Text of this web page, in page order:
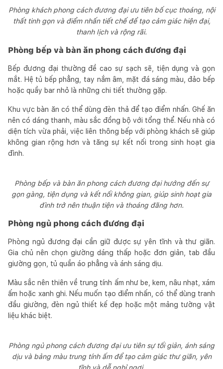
Phòng khách phong cách đương đại ưu tiên bố cục thoáng, nội
thất tinh gọn và điểm nhấn tiết chế để tạo cảm giác hiện đại,
thanh lịch và rộng rãi.
Phòng bếp và bàn ăn phong cách đương đại
Bếp đương đại thường đề cao sự sạch sẽ, tiện dụng và gọn
mắt. Hệ tủ bếp phẳng, tay nắm âm, mặt đá sáng màu, đảo bếp
hoặc quầy bar nhỏ là những chi tiết thường gặp.
Khu vực bàn ăn có thể dùng đèn thả để tạo điểm nhấn. Ghế ăn
nên có dáng thanh, màu sắc đồng bộ với tổng thể. Nếu nhà có
diện tích vừa phải, việc liên thông bếp với phòng khách sẽ giúp
không gian rộng hơn và tăng sự kết nối trong sinh hoạt gia
đình.
Phòng bếp và bàn ăn phong cách đương đại hướng đến sự
gọn gàng, tiện dụng và kết nối không gian, giúp sinh hoạt gia
đình trở nên thuận tiện và thoáng đãng hơn.
Phòng ngủ phong cách đương đại
Phòng ngủ đương đại cần giữ được sự yên tĩnh và thư giãn.
Gia chủ nên chọn giường dáng thấp hoặc đơn giản, tab đầu
giường gọn, tủ quần áo phẳng và ánh sáng dịu.
Màu sắc nên thiên về trung tính ấm như be, kem, nâu nhạt, xám
ấm hoặc xanh ghi. Nếu muốn tạo điểm nhấn, có thể dùng tranh
đầu giường, đèn ngủ thiết kế đẹp hoặc một mảng tường vật
liệu khác biệt.
Phòng ngủ phong cách đương đại ưu tiên sự tối giản, ánh sáng
dịu và bảng màu trung tính ấm để tạo cảm giác thư giãn, yên